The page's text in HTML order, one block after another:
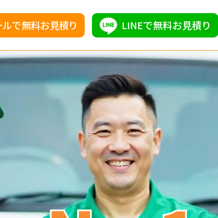
で無料お見積り LINEで無料お見積り